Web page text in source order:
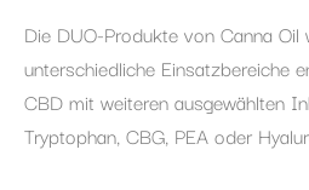
Die DUO-Produkte von Canna
unterschiedliche Einsatzbereiche
CBD mit weiteren ausgewählten
Tryptophan, CBG, PEA oder